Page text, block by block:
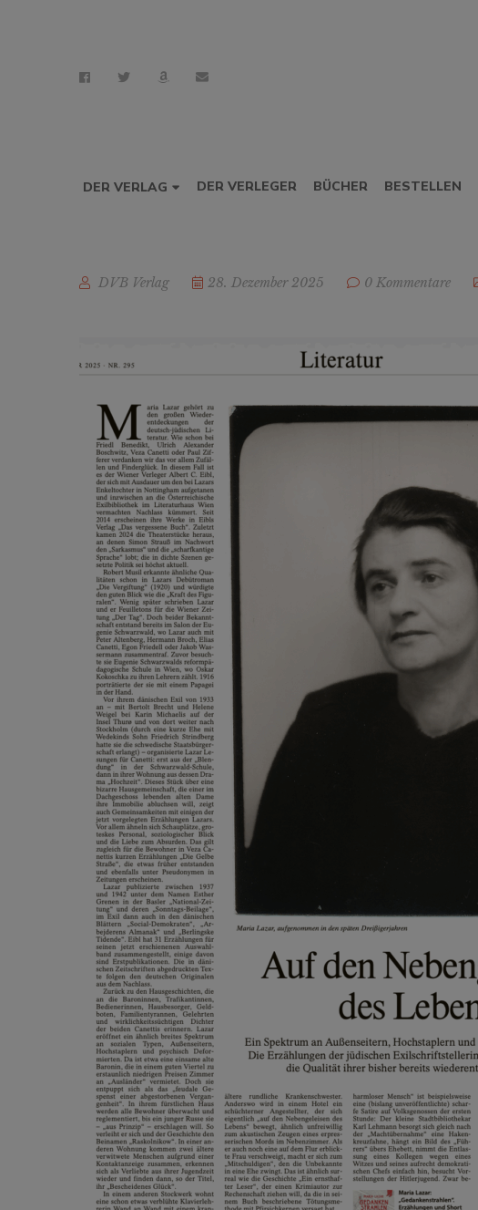
DER VERLAG DER VERLEGER BÜCHER BESTELLEN
DVB Verlag 28. Dezember 2025 0 Kommentare